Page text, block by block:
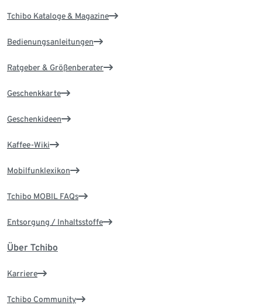
Tchibo Kataloge & Magazine
Bedienungsanleitungen
Ratgeber & Größenberater
Geschenkkarte
Geschenkideen
Kaffee-Wiki
Mobilfunklexikon
Tchibo MOBIL FAQs
Entsorgung / Inhaltsstoffe
Über Tchibo
Karriere
Tchibo Community